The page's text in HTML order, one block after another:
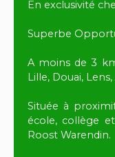
En exclusivité
Superbe
A moins de 3
Lille, Douai,
Située à
école, collège
Roost Warendin.